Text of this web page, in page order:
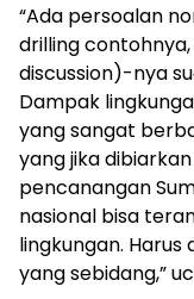
“Ada persoalan
drilling
discussion)-nya
Dampak
yang sangat
yang jika
pencanangan
nasional bisa
lingkungan.
yang sebidang,”